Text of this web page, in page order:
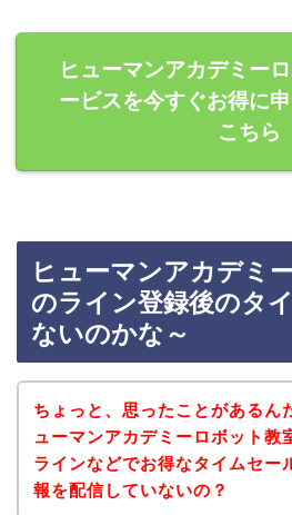
ヒューマンアカデミー
ービスを今すぐお得に
こちら
ヒューマンアカデミ
のライン登録後のタ
ないのかな～
ちょっと、思ったことがあるん
ューマンアカデミーロボット教
ラインなどでお得なタイムセー
報を配信していないの？